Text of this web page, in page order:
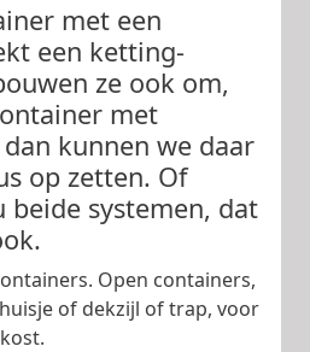
met een
een ketting-
ze ook om,
met
kunnen we daar
op zetten. Of
beide systemen, dat
Open containers,
of dekzijl of trap, voor